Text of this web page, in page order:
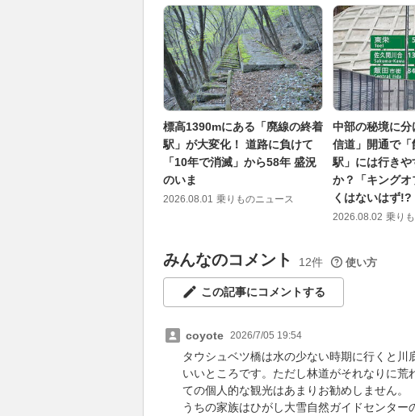
標高1390mにある「廃線の終着
駅」が大変化！ 道路に負けて
「10年で消滅」から58年 盛況
のいま
2026.08.01 乗りものニュース
中部の秘境に
信道」開通で
駅」には行き
か？「キング
くはないはず!?
2026.08.02 乗り
みんなのコメント 12件 使い方
この記事にコメントする
coyote 2026/7/05 19:54
タウシュベツ橋は水の少ない時期に行くと
いいところです。ただし林道がそれなりに
ての個人的な観光はあまりお勧めしません。
うちの家族はひがし大雪自然ガイドセンタ